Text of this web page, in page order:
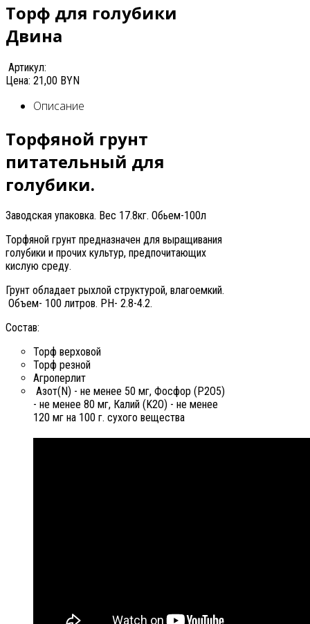
Торф для голубики
Двина
Артикул:
Цена: 21,00 BYN
Описание
Торфяной грунт
питательный для
голубики.
Заводская упаковка. Вес 17.8кг. Обьем-100л
Торфяной грунт предназначен для выращивания
голубики и прочих культур, предпочитающих
кислую среду.
Грунт обладает рыхлой структурой, влагоемкий.
Объем- 100 литров. PH- 2.8-4.2.
Состав:
Торф верховой
Торф резной
Агроперлит
Азот(N) - не менее 50 мг, Фосфор (P2O5)
- не менее 80 мг, Калий (K2O) - не менее
120 мг на 100 г. сухого вещества